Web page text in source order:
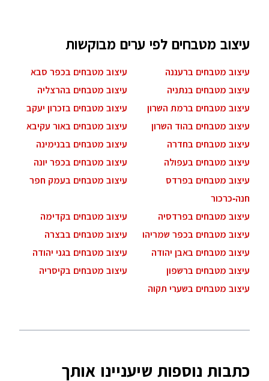
עיצוב מטבחים לפי ערים מבוקשות
עיצוב מטבחים ברעננה
עיצוב מטבחים בכפר סבא
עיצוב מטבחים בנתניה
עיצוב מטבחים בהרצליה
עיצוב מטבחים ברמת השרון
עיצוב מטבחים בזכרון יעקב
עיצוב מטבחים בהוד השרון
עיצוב מטבחים באור עקיבא
עיצוב מטבחים בחדרה
עיצוב מטבחים בבנימינה
עיצוב מטבחים בעפולה
עיצוב מטבחים בכפר יונה
עיצוב מטבחים בפרדס
חנה-כרכור
עיצוב מטבחים בעמק חפר
עיצוב מטבחים בפרדסיה
עיצוב מטבחים בקדימה
עיצוב מטבחים בכפר שמריהו
עיצוב מטבחים בבצרה
עיצוב מטבחים באבן יהודה
עיצוב מטבחים בגני יהודה
עיצוב מטבחים ברשפון
עיצוב מטבחים בקיסריה
עיצוב מטבחים בשערי תקוה
כתבות נוספות שיעניינו אותך